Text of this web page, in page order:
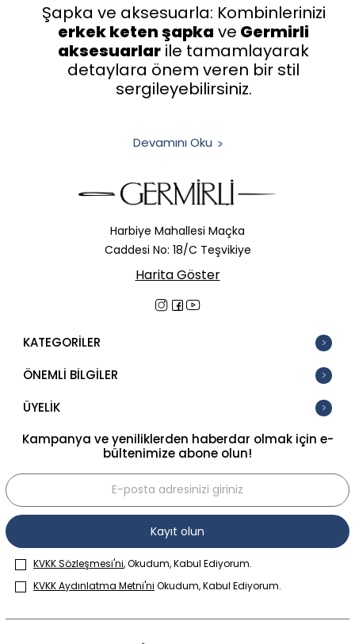
Şapka ve aksesuarla: Kombinlerinizi
erkek keten şapka ve Germirli
aksesuarlar ile tamamlayarak
detaylara önem veren bir stil
sergileyebilirsiniz.
Devamını Oku
Harbiye Mahallesi Maçka
Caddesi No: 18/C Teşvikiye
Harita Göster
KATEGORİLER
ÖNEMLİ BİLGİLER
ÜYELİK
Kampanya ve yeniliklerden haberdar olmak için e-
bültenimize abone olun!
Kayıt olun
KVKK Sözleşmesi'ni, Okudum, Kabul Ediyorum.
KVKK Aydınlatma Metni'ni Okudum, Kabul Ediyorum.